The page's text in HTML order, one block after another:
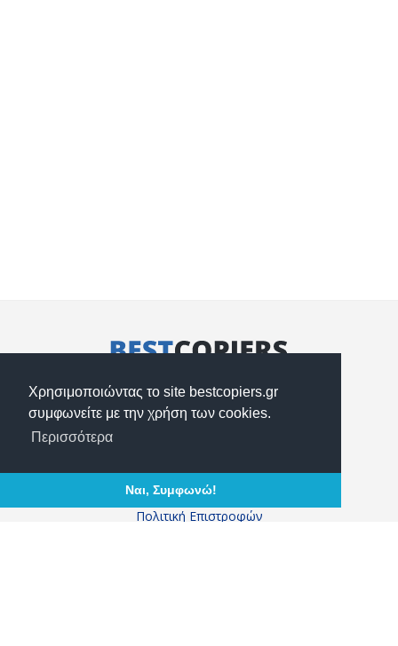
Χρησιμοποιώντας το site bestcopiers.gr
συμφωνείτε με την χρήση των cookies.
Περισσότερα
Ναι, Συμφωνώ!
Κασταμονής & Ακριτών 49, Νέα Ιωνία 14235
2102754880, 2102754900
Τρόποι Αποστολής
Τρόποι Πληρωμής
Πολιτική Επιστροφών